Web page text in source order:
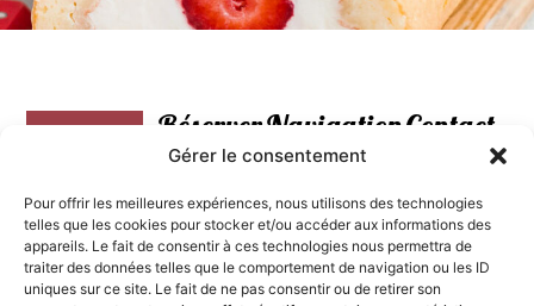
Gérer le consentement
Pour offrir les meilleures expériences, nous utilisons des technologies
telles que les cookies pour stocker et/ou accéder aux informations des
appareils. Le fait de consentir à ces technologies nous permettra de
traiter des données telles que le comportement de navigation ou les ID
uniques sur ce site. Le fait de ne pas consentir ou de retirer son
Réserver
votre
cours
L'agenda
Les
cours
Navigation
Agenda
Cours
Pâtisseries
Cartes
cadeaux
Contact
Victor
Hugo,
Lavaur